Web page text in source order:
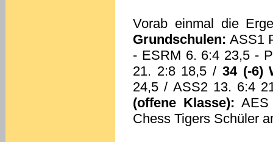
Vorab einmal die
Grundschulen: ASS1
- ESRM 6. 6:4 23,5 -
21. 2:8 18,5 / 34 (-6)
24,5 / ASS2 13. 6:4
(offene Klasse):
Chess Tigers Schüler